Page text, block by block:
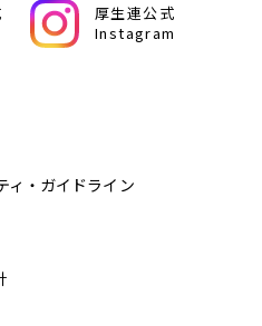
厚生連公式
Instagram
ィ・ガイドライン